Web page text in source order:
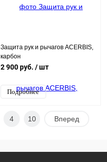
Защита рук и рычагов ACERBIS,
карбон
2 900 руб. / шт
Подробнее
4 10 Вперед